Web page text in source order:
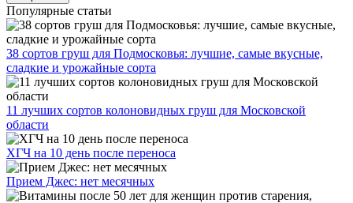
Популярные статьи
38 сортов груш для Подмосковья: лучшие, самые вкусные,
сладкие и урожайные сорта
11 лучших сортов колоновидных груш для Московской
области
ХГЧ на 10 день после переноса
Прием Джес: нет месячных